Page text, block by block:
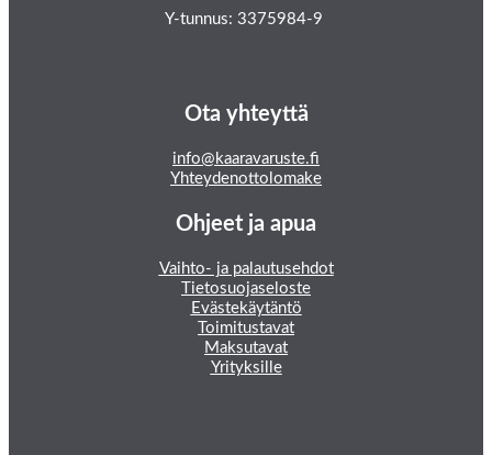
Y-tunnus: 3375984-9
Ota yhteyttä
info@kaaravaruste.fi
Yhteydenottolomake
Ohjeet ja apua
Vaihto- ja palautusehdot
Tietosuojaseloste
Evästekäytäntö
Toimitustavat
Maksutavat
Yrityksille